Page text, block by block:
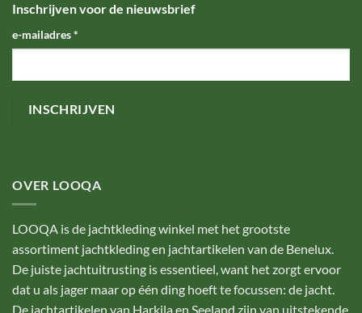
Inschrijven voor de nieuwsbrief
e-mailadres*
OVER LOOQA
LOOQA is de jachtkleding winkel met het grootste
assortiment jachtkleding en jachtartikelen van de Benelux.
De juiste jachtuitrusting is essentieel, want het zorgt ervoor
dat u als jager maar op één ding hoeft te focussen: de jacht.
De jachtartikelen van Harkila en Seeland zijn van uitstekende